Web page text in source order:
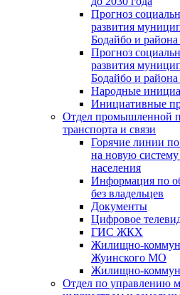
Прогноз
развития
Бодайбо и
Прогноз
развития
Бодайбо и
Народные
Инициативные
Отдел промышленной
транспорта и связи
Горячие линии
на новую
населения
Информация по
без владельцев
Документы
Цифровое
ГИС ЖКХ
Жилищно-
Жуинского МО
Жилищно-
Отдел по управлению